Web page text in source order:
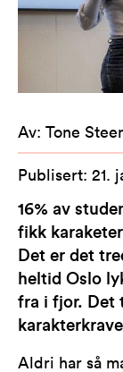
Av: Tone
Publisert: 21.
16% av
fikk
Det er det
heltid Oslo
fra i fjor. Det
Aldri har så